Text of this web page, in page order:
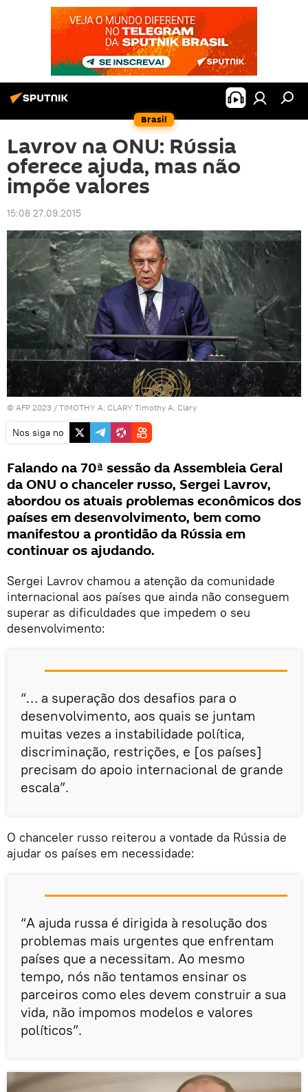
Brasil
Lavrov na ONU: Rússia
oferece ajuda, mas não
impõe valores
15:08 27.09.2015
© AFP 2023 / TIMOTHY A. CLARY Timothy A. Clary
Nos siga no
Falando na 70ª sessão da Assembleia Geral
da ONU o chanceler russo, Sergei Lavrov,
abordou os atuais problemas econômicos dos
países em desenvolvimento, bem como
manifestou a prontidão da Rússia em
continuar os ajudando.
Sergei Lavrov chamou a atenção da comunidade
internacional aos países que ainda não conseguem
superar as dificuldades que impedem o seu
desenvolvimento:
“… a superação dos desafios para o
desenvolvimento, aos quais se juntam
muitas vezes a instabilidade política,
discriminação, restrições, e [os países]
precisam do apoio internacional de grande
escala”.
O chanceler russo reiterou a vontade da Rússia de
ajudar os países em necessidade:
“A ajuda russa é dirigida à resolução dos
problemas mais urgentes que enfrentam
países que a necessitam. Ao mesmo
tempo, nós não tentamos ensinar os
parceiros como eles devem construir a sua
vida, não impomos modelos e valores
políticos”.